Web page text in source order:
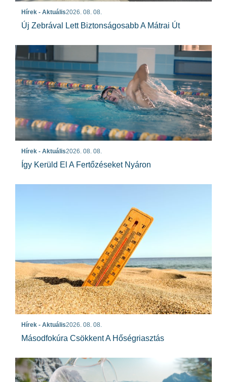
Hírek - Aktuális2026. 08. 08.
Új Zebrával Lett Biztonságosabb A Mátrai Út
Hírek - Aktuális2026. 08. 08.
Így Kerüld El A Fertőzéseket Nyáron
Hírek - Aktuális2026. 08. 08.
Másodfokúra Csökkent A Hőségriasztás